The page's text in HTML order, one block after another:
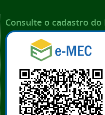
Consulte o cadastro do